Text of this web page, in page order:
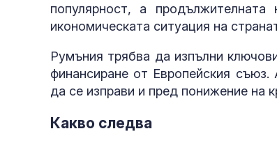
популярност, а
икономическата ситуация на
Румъния трябва да изпълни
финансиране от Европейския
да се изправи и пред понижение на
Какво следва